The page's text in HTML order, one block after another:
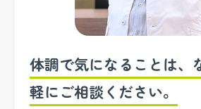
体調で気になることは、
軽にご相談ください。